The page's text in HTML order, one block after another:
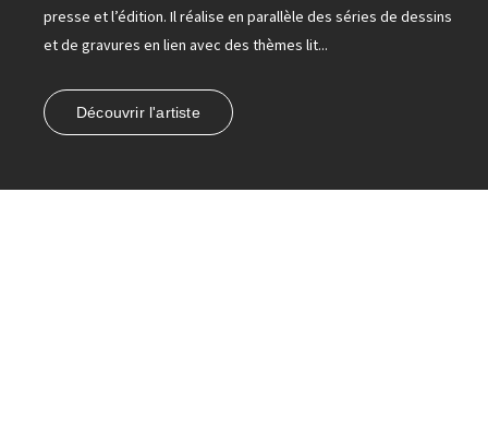
presse et l’édition. Il réalise en parallèle des séries de dessins
et de gravures en lien avec des thèmes lit...
Découvrir l'artiste